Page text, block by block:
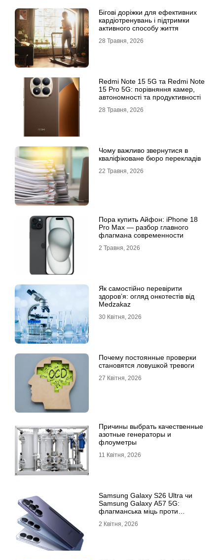
Бігові доріжки для ефективних
кардіотренувань і підтримки
активного способу життя
28 Травня, 2026
Redmi Note 15 5G та Redmi Note
15 Pro 5G: порівняння камер,
автономності та продуктивності
28 Травня, 2026
Чому важливо звернутися в
кваліфіковане бюро перекладів
22 Травня, 2026
Пора купить Айфон: iPhone 18
Pro Max — разбор главного
флагмана современности
2 Травня, 2026
Як самостійно перевірити
здоров’я: огляд онкотестів від
Medzakaz
30 Квітня, 2026
Почему постоянные проверки
становятся ловушкой тревоги
27 Квітня, 2026
Причины выбрать качественные
азотные генераторы и
флоуметры
11 Квітня, 2026
Samsung Galaxy S26 Ultra чи
Samsung Galaxy A57 5G:
флагманська міць проти
2 Квітня, 2026